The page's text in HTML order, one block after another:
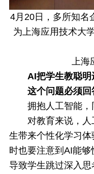
4月20日，多所知名
为上海应用技术大
上
AI把学生教聪明
这个问题必须回
拥抱人工智能，
对教育来说，
生带来个性化学习
时也要注意到AI能
导致学生跳过深入